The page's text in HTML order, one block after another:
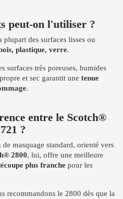
peut-on l'utiliser ?
des surfaces lisses ou
plastique, verre.
surfaces très poreuses, humides
et sec garantit une tenue
.
entre le Scotch®
?
de masquage standard, orienté vers
2800, lui, offre une meilleure
plus franche pour les
recommandons le 2800 dès que la